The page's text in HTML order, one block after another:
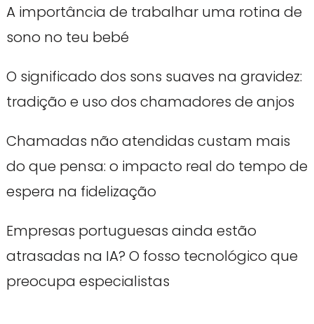
A importância de trabalhar uma rotina de
sono no teu bebé
O significado dos sons suaves na gravidez:
tradição e uso dos chamadores de anjos
Chamadas não atendidas custam mais
do que pensa: o impacto real do tempo de
espera na fidelização
Empresas portuguesas ainda estão
atrasadas na IA? O fosso tecnológico que
preocupa especialistas